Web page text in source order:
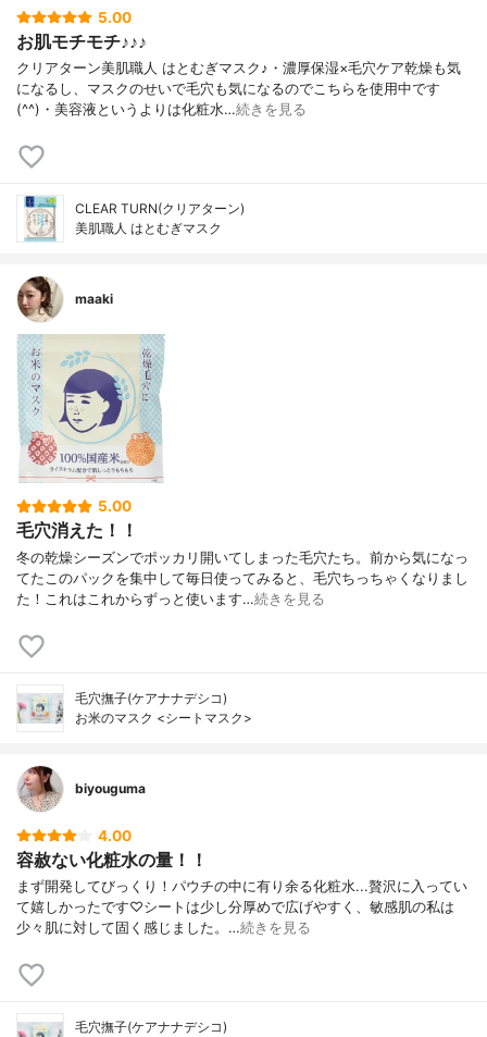
5.00
お肌モチモチ♪♪♪
クリアターン美肌職人 はとむぎマスク♪・濃厚保湿×毛穴ケア乾燥も気
になるし、マスクのせいで毛穴も気になるのでこちらを使用中です
(^^)・美容液というよりは化粧水…続きを見る
CLEAR TURN(クリアターン)
美肌職人 はとむぎマスク
maaki
5.00
毛穴消えた！！
冬の乾燥シーズンでポッカリ開いてしまった毛穴たち。前から気になっ
てたこのパックを集中して毎日使ってみると、毛穴ちっちゃくなりまし
た！これはこれからずっと使います…続きを見る
毛穴撫子(ケアナナデシコ)
お米のマスク <シートマスク>
biyouguma
4.00
容赦ない化粧水の量！！
まず開発してびっくり！パウチの中に有り余る化粧水...贅沢に入ってい
て嬉しかったです♡シートは少し分厚めで広げやすく、敏感肌の私は
少々肌に対して固く感じました。…続きを見る
毛穴撫子(ケアナナデシコ)